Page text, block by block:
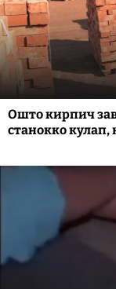
Ошто кирпич
станокко кулап,